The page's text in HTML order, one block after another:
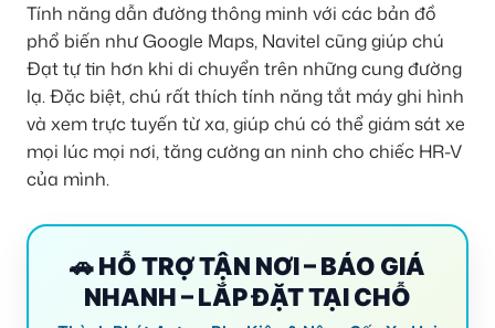
Tính năng dẫn đường thông minh với các bản đồ
phổ biến như Google Maps, Navitel cũng giúp chú
Đạt tự tin hơn khi di chuyển trên những cung đường
lạ. Đặc biệt, chú rất thích tính năng tắt máy ghi hình
và xem trực tuyến từ xa, giúp chú có thể giám sát xe
mọi lúc mọi nơi, tăng cường an ninh cho chiếc HR-V
của mình.
🚗 HỖ TRỢ TẬN NƠI – BÁO GIÁ
NHANH – LẮP ĐẶT TẠI CHỖ